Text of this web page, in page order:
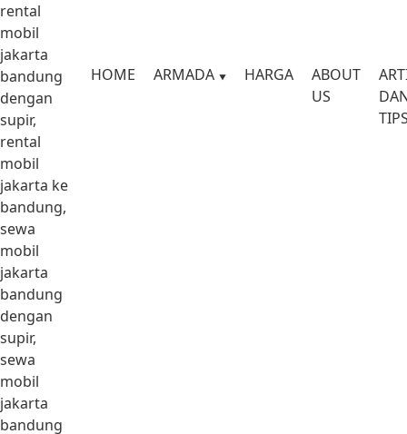
rental
mobil
jakarta
bandung
dengan
supir,
rental
mobil
jakarta ke
bandung,
sewa
mobil
jakarta
bandung
dengan
supir,
sewa
mobil
jakarta
bandung
HOME ARMADA HARGA
ABOUT
US